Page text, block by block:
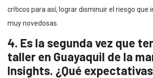
críticos para así, lograr disminuir el riesgo que
muy novedosas.
4. Es la segunda vez que
taller en Guayaquil de la
Insights. ¿Qué